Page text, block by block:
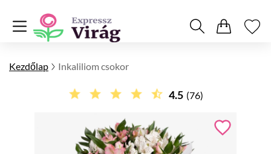
Kezdőlap Inkaliliom csokor
4.5 (76)